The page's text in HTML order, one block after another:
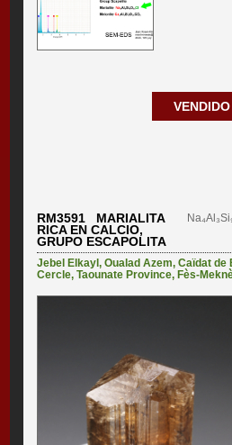
VENDIDO
RM3591 MARIALITA
RICA EN CALCIO,
GRUPO ESCAPOLITA
Jebel Elkayl,Oualad Azem,Caïdat de
Cercle,Taounate Province, Fès-